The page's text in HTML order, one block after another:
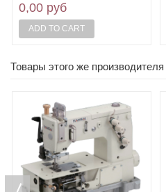
0,00 руб
ADD TO CART
Товары этого же производителя